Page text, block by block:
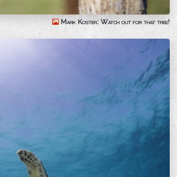
Mark Koster: Watch out for that tree!